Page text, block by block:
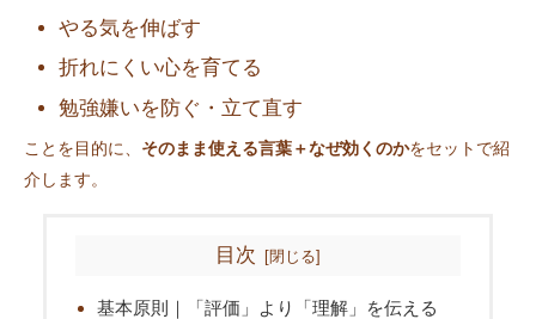
やる気を伸ばす
折れにくい心を育てる
勉強嫌いを防ぐ・立て直す
ことを目的に、 そのまま使える言葉＋なぜ効くのかをセットで紹
介します。
目次
基本原則｜「評価」より「理解」を伝える